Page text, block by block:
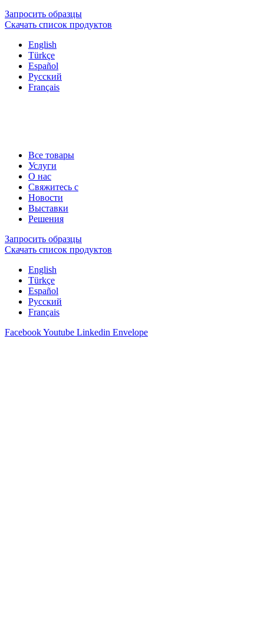
Запросить образцы
Скачать список продуктов
English
Türkçe
Español
Русский
Français
Все товары
Услуги
О нас
Свяжитесь с
Новости
Выставки
Решения
Запросить образцы
Скачать список продуктов
English
Türkçe
Español
Русский
Français
FacebookYoutube Linkedin Envelope